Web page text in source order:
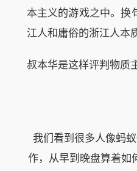
本主义的游戏之中。换
江人和庸俗的浙江人本
叔本华是这样评判物质
我们看到很多人像蚂
作，从早到晚盘算着如